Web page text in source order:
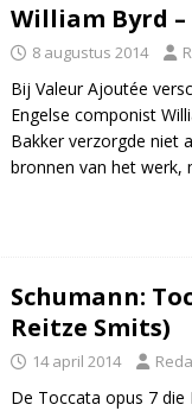
William Byrd
8 augustus 2014
Bij Valeur Ajoutée
Engelse componist
Bakker verzorgde niet
bronnen van het werk,
Schumann:
Reitze Smits)
14 april 2014
De Toccata opus 7